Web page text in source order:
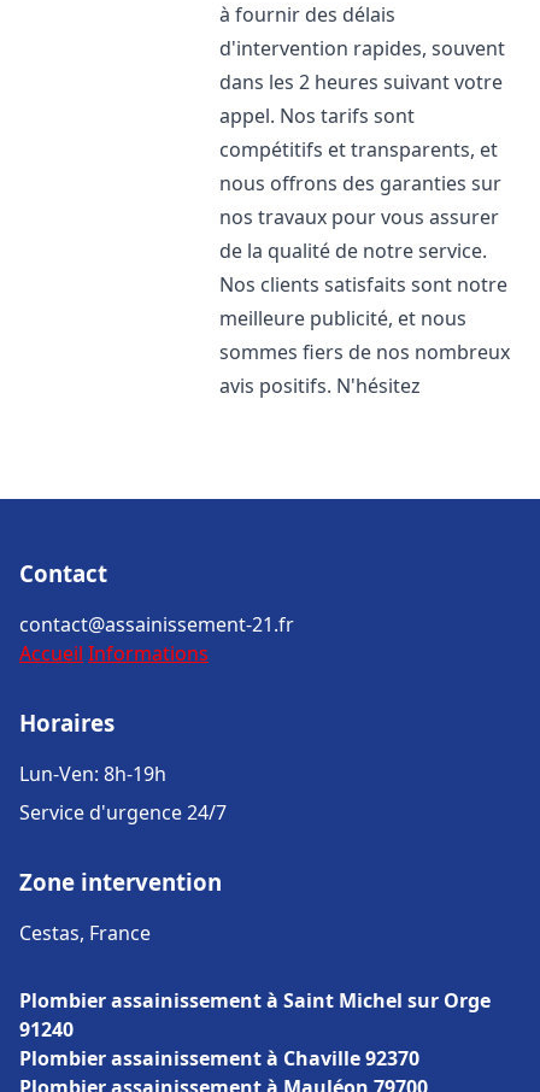
à fournir des délais
d'intervention rapides, souvent
dans les 2 heures suivant votre
appel. Nos tarifs sont
compétitifs et transparents, et
nous offrons des garanties sur
nos travaux pour vous assurer
de la qualité de notre service.
Nos clients satisfaits sont notre
meilleure publicité, et nous
sommes fiers de nos nombreux
avis positifs. N'hésitez
Contact
contact@assainissement-21.fr
Accueil Informations
Horaires
Lun-Ven: 8h-19h
Service d'urgence 24/7
Zone intervention
Cestas, France
Plombier assainissement à Saint Michel sur Orge
91240
Plombier assainissement à Chaville 92370